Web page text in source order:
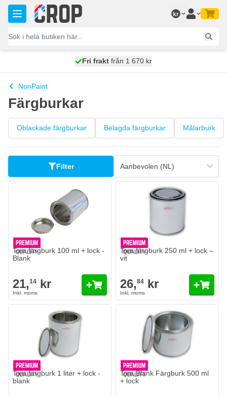
Hoppa till innehållet
kr
skickas idag
Fri frakt från 1 670 kr
100 dagars
NonPaint
Färgburkar
Oblackade färgburkar Belagda färgburkar Målarburk
Filter
Tom färgburk 100 ml + lock -
Blank
21,14 kr
Tom färgburk 250 ml + lock –
vit
26,84 kr
Tom färgburk 1 liter + lock -
blank
Tom Blank Färgburk 500 ml
+ lock